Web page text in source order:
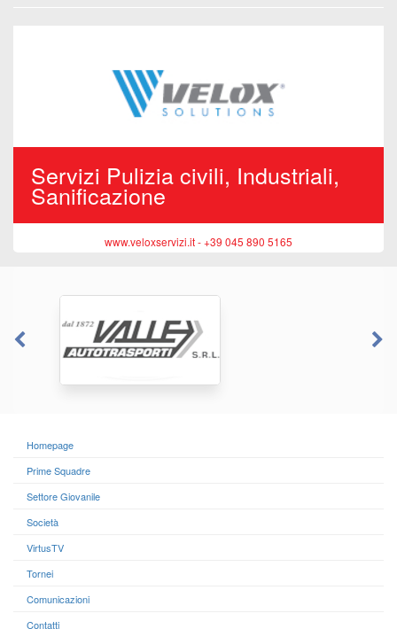
Servizi Pulizia civili, Industriali,
Sanificazione
www.veloxservizi.it - +39 045 890 5165
Homepage
Prime Squadre
Settore Giovanile
Società
VirtusTV
Tornei
Comunicazioni
Contatti